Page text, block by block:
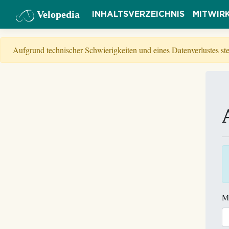
Velopedia INHALTSVERZEICHNIS
Aufgrund technischer Schwierigkeiten und eines Datenverlustes